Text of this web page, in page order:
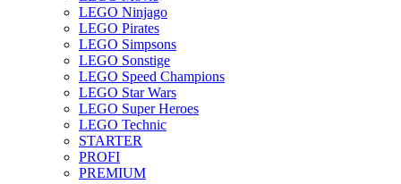
LEGO Ninjago
LEGO Pirates
LEGO Simpsons
LEGO Sonstige
LEGO Speed Champions
LEGO Star Wars
LEGO Super Heroes
LEGO Technic
STARTER
PROFI
PREMIUM